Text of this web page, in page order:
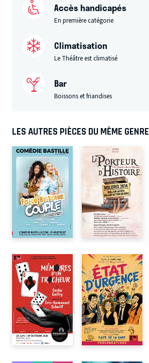
Accès handicapés
En première catégorie
Climatisation
Le Théâtre est climatisé
Bar
Boissons et friandises
LES AUTRES PIÈCES DU MÊME GENRE